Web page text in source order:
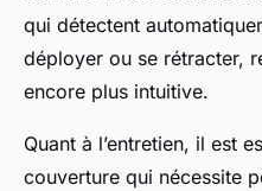
qui détectent
déployer ou se rétracter,
encore plus intuitive.
Quant à l’entretien, il est
couverture qui nécessite